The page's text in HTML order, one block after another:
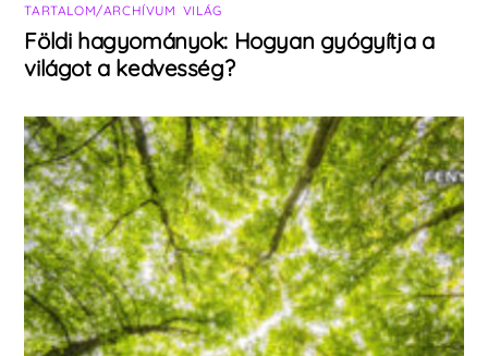
TARTALOM/ARCHÍVUM VILÁG
Földi hagyományok: Hogyan gyógyítja a
világot a kedvesség?